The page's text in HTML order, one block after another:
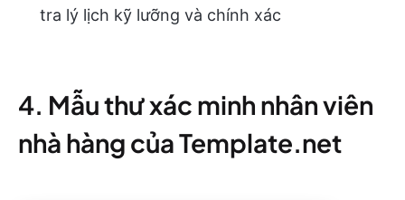
tra lý lịch kỹ lưỡng và chính xác
4. Mẫu thư xác minh nhân viên
nhà hàng của Template.net